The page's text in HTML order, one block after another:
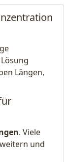
Längen,
. Viele
und